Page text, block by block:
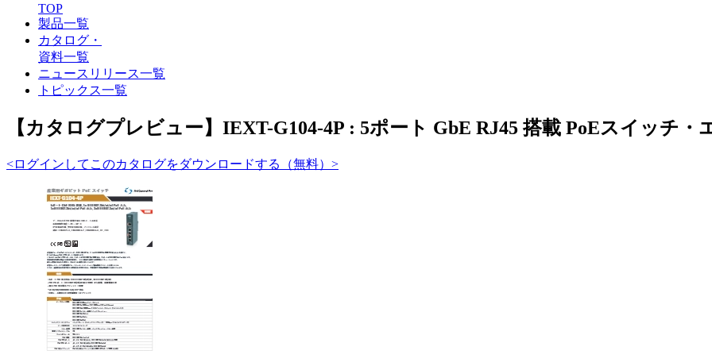
TOP
製品一覧
カタログ・
資料一覧
ニュースリリース一覧
トピックス一覧
【カタログプレビュー】IEXT-G104-4P : 5ポート GbE RJ45 搭載 PoEスイッチ・
<ログインしてこのカタログをダウンロードする（無料）>